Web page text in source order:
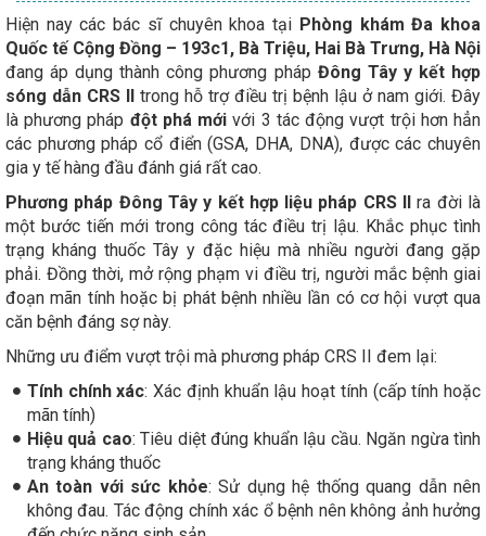
Hiện nay các bác sĩ chuyên khoa tại Phòng khám Đa khoa
Quốc tế Cộng Đồng – 193c1, Bà Triệu, Hai Bà Trưng, Hà Nội
đang áp dụng thành công phương pháp Đông Tây y kết hợp
sóng dẫn CRS II
trong hỗ trợ điều trị bệnh lậu ở nam giới. Đây
là phương pháp đột phá mới với 3 tác động vượt trội hơn hẳn
các phương pháp cổ điển (GSA, DHA, DNA), được các chuyên
gia y tế hàng đầu đánh giá rất cao.
Phương pháp Đông Tây y kết hợp liệu pháp CRS II
ra đời là
một bước tiến mới trong công tác điều trị lậu. Khắc phục tình
trạng kháng thuốc Tây y đặc hiệu mà nhiều người đang gặp
phải. Đồng thời, mở rộng phạm vi điều trị, người mắc bệnh giai
đoạn mãn tính hoặc bị phát bệnh nhiều lần có cơ hội vượt qua
căn bệnh đáng sợ này.
Những ưu điểm vượt trội mà phương pháp CRS II đem lại:
Tính chính xác: Xác định khuẩn lậu hoạt tính (cấp tính hoặc
mãn tính)
Hiệu quả cao: Tiêu diệt đúng khuẩn lậu cầu. Ngăn ngừa tình
trạng kháng thuốc
An toàn với sức khỏe: Sử dụng hệ thống quang dẫn nên
không đau. Tác động chính xác ổ bệnh nên không ảnh hưởng